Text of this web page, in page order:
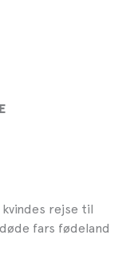
rejse til
fars fødeland